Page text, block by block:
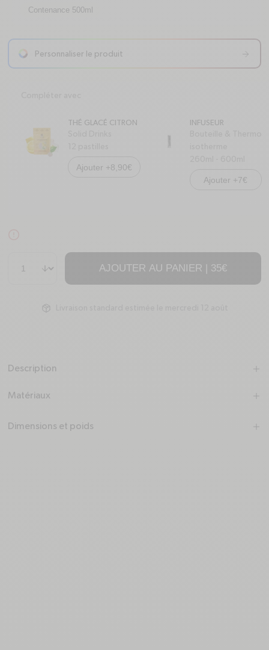
Contenance 500ml
Personnaliser le produit
arrow-right
THÉ GLACÉ CITRON
Ajouter +8,90€
INFUSEUR
Ajouter +7€
AJOUTER AU PANIER | 35€
Description
plus
minus
Matériaux
plus
minus
Dimensions et poids
plus
minus